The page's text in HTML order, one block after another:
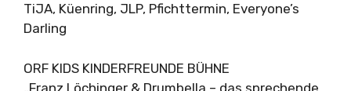
TiJA, Küenring, JLP, Pfichttermin, Everyone’s
Darling
ORF KIDS KINDERFREUNDE BÜHNE
„Franz Löchinger & Drumbella – das sprechende